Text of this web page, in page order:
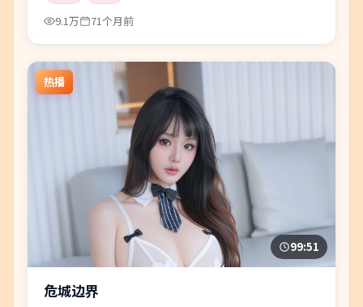
9.1万
71个月前
热播
99:51
危城边界